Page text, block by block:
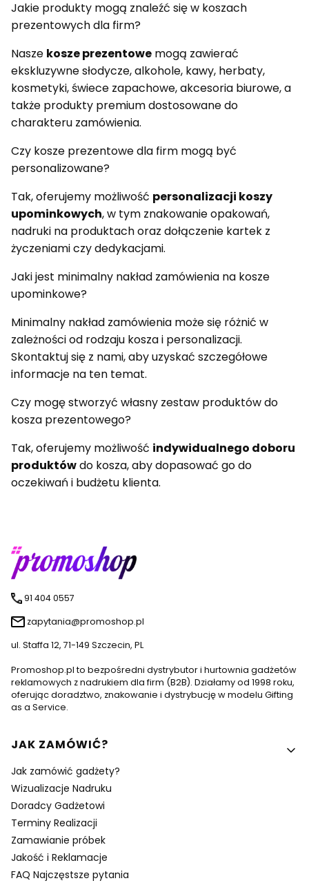
Jakie produkty mogą znaleźć się w koszach
prezentowych dla firm?
Nasze kosze prezentowe mogą zawierać
ekskluzywne słodycze, alkohole, kawy, herbaty,
kosmetyki, świece zapachowe, akcesoria biurowe, a
także produkty premium dostosowane do
charakteru zamówienia.
Czy kosze prezentowe dla firm mogą być
personalizowane?
Tak, oferujemy możliwość personalizacji koszy
upominkowych, w tym znakowanie opakowań,
nadruki na produktach oraz dołączenie kartek z
życzeniami czy dedykacjami.
Jaki jest minimalny nakład zamówienia na kosze
upominkowe?
Minimalny nakład zamówienia może się różnić w
zależności od rodzaju kosza i personalizacji.
Skontaktuj się z nami, aby uzyskać szczegółowe
informacje na ten temat.
Czy mogę stworzyć własny zestaw produktów do
kosza prezentowego?
Tak, oferujemy możliwość indywidualnego doboru
produktówdo kosza, aby dopasować go do
oczekiwań i budżetu klienta.
91 404 0557
zapytania@promoshop.pl
ul. Staffa 12, 71-149 Szczecin, PL
Promoshop.pl to bezpośredni dystrybutor i hurtownia gadżetów
reklamowych z nadrukiem dla firm (B2B). Działamy od 1998 roku,
oferując doradztwo, znakowanie i dystrybucję w modelu Gifting
as a Service.
Linki w stopce
JAK ZAMÓWIĆ?
Jak zamówić gadżety?
Wizualizacje Nadruku
Doradcy Gadżetowi
Terminy Realizacji
Zamawianie próbek
Jakość i Reklamacje
FAQ Najczęstsze pytania